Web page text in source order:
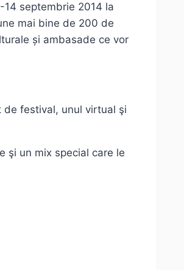
septembrie 2014 la
mai bine de 200 de
și ambasade ce vor
de festival, unul virtual şi
şi un mix special care le